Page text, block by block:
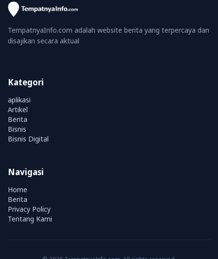
TempatnyaInfo.com adalah website berita yang terpercaya dan
disajikan secara aktual
Kategori
aplikasi
Artikel
Berita
Bisnis
Bisnis Digital
Navigasi
Home
Berita
Privacy Policy
Tentang Kami